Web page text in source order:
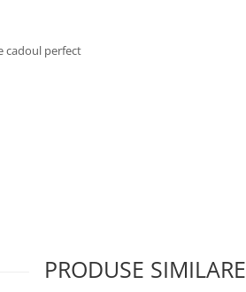
cadoul perfect
PRODUSE SIMILARE